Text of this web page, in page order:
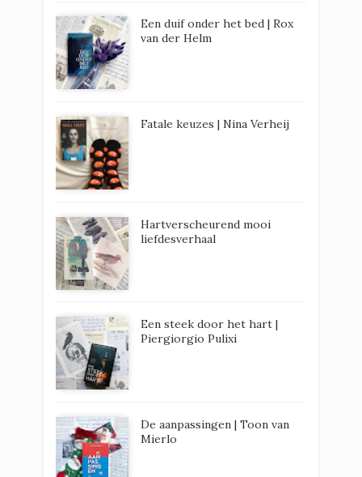
Een duif onder het bed | Rox
van der Helm
Fatale keuzes | Nina Verheij
Hartverscheurend mooi
liefdesverhaal
Een steek door het hart |
Piergiorgio Pulixi
De aanpassingen | Toon van
Mierlo